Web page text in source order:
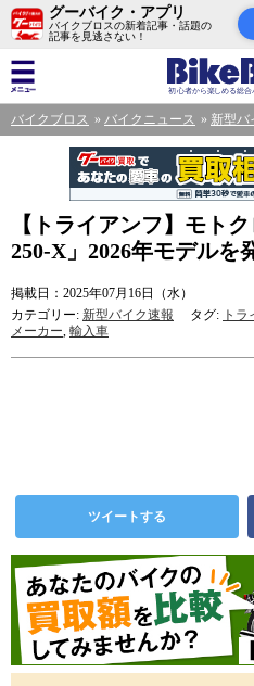
グーバイク・アプリ
バイクブロスの新着記事・話題の
記事を見逃さない！
バイクブロス バイクニュース 新型バ
【トライアンフ】モト
250-X」2026年モデルを
掲載日：2025年07月16日（水）
カテゴリー: 新型バイク速報 タグ: トラ
メーカー, 輸入車
ツイートする